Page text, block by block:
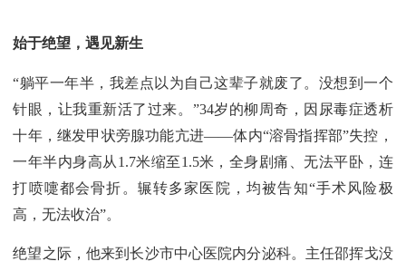
始于绝望，遇见新生
“躺平一年半，我差点以为自己这辈子就废了。没想到一个
针眼，让我重新活了过来。”34岁的柳周奇，因尿毒症透析
十年，继发甲状旁腺功能亢进——体内“溶骨指挥部”失控，
一年半内身高从1.7米缩至1.5米，全身剧痛、无法平卧，连
打喷嚏都会骨折。辗转多家医院，均被告知“手术风险极
高，无法收治”。
绝望之际，他来到长沙市中心医院内分泌科。主任邵挥戈没